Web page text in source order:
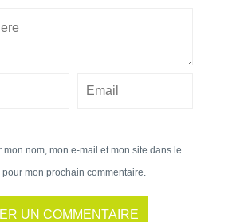
mon nom, mon e-mail et mon site dans le
mon prochain commentaire.